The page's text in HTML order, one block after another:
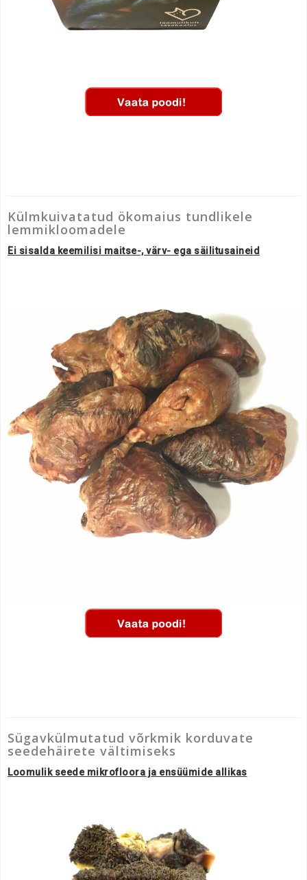
Külmkuivatatud ökomaius tundlikele
lemmikloomadele
Ei sisalda keemilisi maitse-, värv- ega säilitusaineid
Sügavkülmutatud võrkmik korduvate
seedehäirete vältimiseks
Loomulik seede mikrofloora ja ensüümideallikas